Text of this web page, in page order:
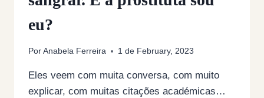
eu?
Por Anabela Ferreira 1 de February, 2023
Eles veem com muita conversa, com muito
explicar, com muitas citações académicas…